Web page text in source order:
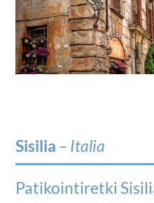
Sisilia – Italia
Patikointiretki